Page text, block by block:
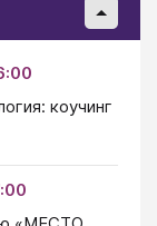
коучинг